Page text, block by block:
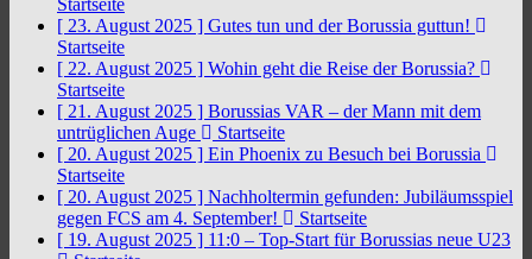
Startseite
[ 23. August 2025 ] Gutes tun und der Borussia guttun!
Startseite
[ 22. August 2025 ] Wohin geht die Reise der Borussia?
Startseite
[ 21. August 2025 ] Borussias VAR – der Mann mit dem
untrüglichen Auge
Startseite
[ 20. August 2025 ] Ein Phoenix zu Besuch bei Borussia
Startseite
[ 20. August 2025 ] Nachholtermin gefunden: Jubiläumsspiel
gegen FCS am 4. September!
Startseite
[ 19. August 2025 ] 11:0 – Top-Start für Borussias neue U23